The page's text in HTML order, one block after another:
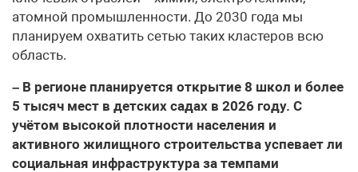
атомной промышленности. До 2030 года мы
планируем охватить сетью таких кластеров всю
область.
– В регионе планируется открытие 8 школ и более
5 тысяч мест в детских садах в 2026 году. С
учётом высокой плотности населения и
активного жилищного строительства успевает ли
социальная инфраструктура за темпами